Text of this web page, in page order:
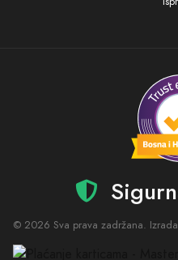
© 2026 Sva prava zadržana.